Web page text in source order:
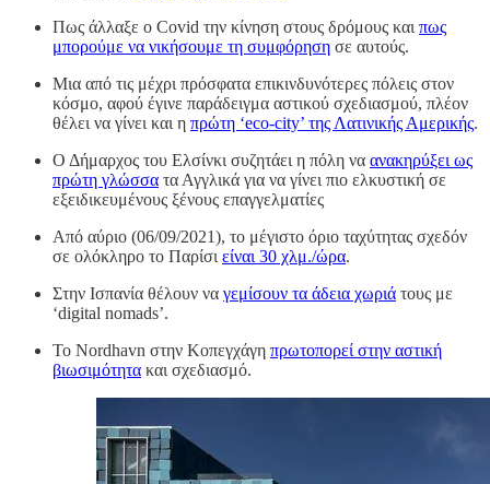
Πως άλλαξε ο Covid την κίνηση στους δρόμους και πως
μπορούμε να νικήσουμε τη συμφόρηση σε αυτούς.
Μια από τις μέχρι πρόσφατα επικινδυνότερες πόλεις στον
κόσμο, αφού έγινε παράδειγμα αστικού σχεδιασμού, πλέον
θέλει να γίνει και η πρώτη ‘eco-city’ της Λατινικής Αμερικής.
Ο Δήμαρχος του Ελσίνκι συζητάει η πόλη να ανακηρύξει ως
πρώτη γλώσσα τα Αγγλικά για να γίνει πιο ελκυστική σε
εξειδικευμένους ξένους επαγγελματίες
Από αύριο (06/09/2021), το μέγιστο όριο ταχύτητας σχεδόν
σε ολόκληρο το Παρίσι είναι 30 χλμ./ώρα.
Στην Ισπανία θέλουν να γεμίσουν τα άδεια χωριά τους με
‘digital nomads’.
Το Nordhavn στην Κοπεγχάγη πρωτοπορεί στην αστική
βιωσιμότητα και σχεδιασμό.